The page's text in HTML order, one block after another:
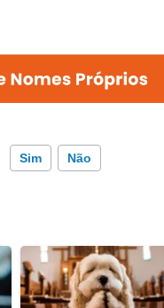
Sim Não
incorreta
a informação que procuro